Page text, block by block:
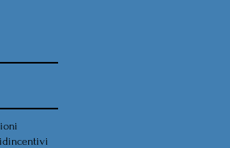
incentivi